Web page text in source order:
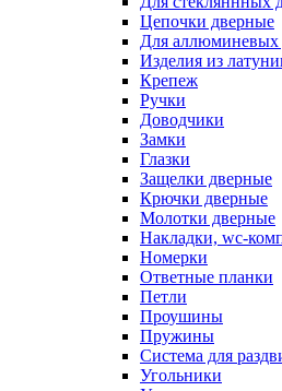
Цепочки дверные
Для
Изделия из
Крепеж
Ручки
Доводчики
Замки
Глазки
Защелки дверные
Крючки дверные
Молотки дверные
Накладки, wc-
Номерки
Ответные планки
Петли
Проушины
Пружины
Система для
Угольники